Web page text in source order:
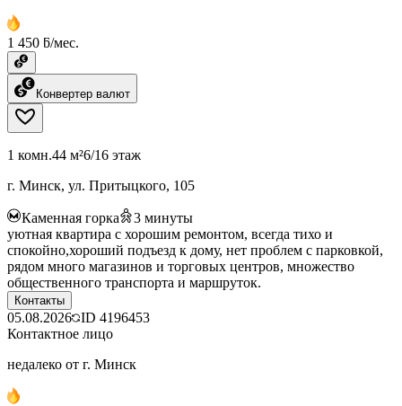
1 450 ƃ/мес.
Конвертер валют
1 комн.44 м²6/16 этаж
г. Минск, ул. Притыцкого, 105
Каменная горка 3 минуты
уютная квартира с хорошим ремонтом, всегда тихо и
спокойно,хороший подъезд к дому, нет проблем с парковкой,
рядом много магазинов и торговых центров, множество
общественного транспорта и маршруток.
Контакты
05.08.2026 ID 4196453
Контактное лицо
недалеко от г. Минск